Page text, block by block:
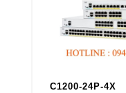
Nghiệp và Tận Tình.
hoàn toàn miễn phí
Toàn Quốc, thời gian
đương trong quá
C1200-24P-4X